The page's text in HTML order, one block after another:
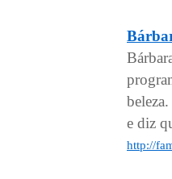
e diz
http://